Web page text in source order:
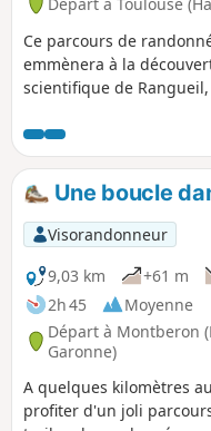
Ce parcours de
emmènera à la
scientifique de
Situé au Sud-Est de
vous invite à explorer
verdoyant et animé,
emblématiques :
Sabatier, l'INSA Toulouse
tranquilles du Canal du
patrimoine mondial de
de votre marche, vous
espaces boisés, des
d’installations
biodiversité préservée
de ce pôle universitaire.
Une boucle
Visorandonneur
9,03 km
+61 m
2h 45
Moyenne
Départ à Montberon
Garonne)
A quelques kilomètres
profiter d'un joli